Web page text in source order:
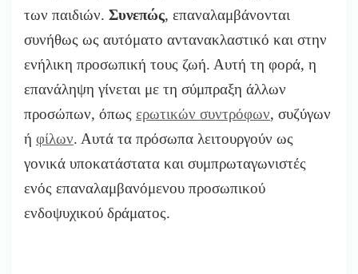
των παιδιών. Συνεπώς, επαναλαμβάνονται
συνήθως ως αυτόματο αντανακλαστικό και στην
ενήλικη προσωπική τους ζωή. Αυτή τη φορά, η
επανάληψη γίνεται με τη σύμπραξη άλλων
προσώπων, όπως ερωτικών συντρόφων, συζύγων
ή φίλων. Αυτά τα πρόσωπα λειτουργούν ως
γονικά υποκατάστατα και συμπρωταγωνιστές
ενός επαναλαμβανόμενου προσωπικού
ενδοψυχικού δράματος.